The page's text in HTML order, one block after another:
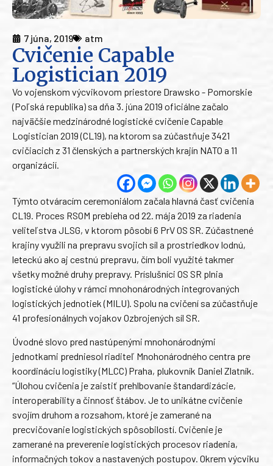
7 júna, 2019 atm
Cvičenie Capable
Logistician 2019
Vo vojenskom výcvikovom priestore Drawsko - Pomorskie
(Poľská republika) sa dňa 3. júna 2019 oficiálne začalo
najväčšie medzinárodné logistické cvičenie Capable
Logistician 2019 (CL19), na ktorom sa zúčastňuje 3421
cvičiacich z 31 členských a partnerských krajín NATO a 11
organizácií.
Týmto otváracím ceremoniálom začala hlavná časť cvičenia
CL19. Proces RSOM prebieha od 22. mája 2019 za riadenia
veliteľstva JLSG, v ktorom pôsobí 6 PrV OS SR. Zúčastnené
krajiny využili na prepravu svojich síl a prostriedkov lodnú,
leteckú ako aj cestnú prepravu, čím boli využité takmer
všetky možné druhy prepravy. Príslušníci OS SR plnia
logistické úlohy v rámci mnohonárodných integrovaných
logistických jednotiek (MILU). Spolu na cvičení sa zúčastňuje
41 profesionálnych vojakov Ozbrojených síl SR.
Úvodné slovo pred nastúpenými mnohonárodnými
jednotkami predniesol riaditeľ Mnohonárodného centra pre
koordináciu logistiky (MLCC) Praha, plukovník Daniel Zlatník.
“Úlohou cvičenia je zaistiť prehlbovanie štandardizácie,
interoperability a činnosť štábov. Je to unikátne cvičenie
svojím druhom a rozsahom, ktoré je zamerané na
precvičovanie logistických spôsobilostí. Cvičenie je
zamerané na preverenie logistických procesov riadenia,
informačných tokov a nastavených postupov. Okrem výcviku